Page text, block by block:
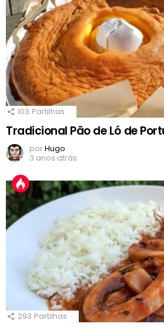
103 Partilhas
Tradicional Pão de Ló de
porHugo
3 anos atrás
293 Partilhas